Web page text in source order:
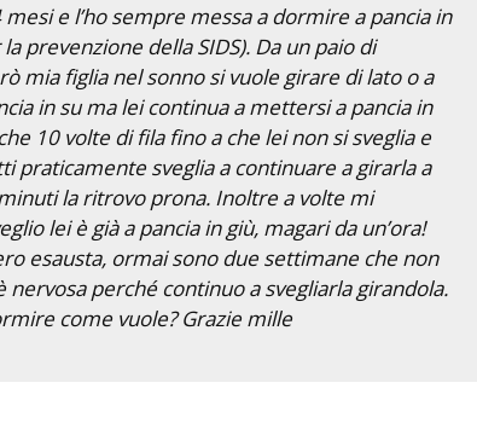
e l’ho sempre messa a dormire a pancia in
prevenzione della SIDS). Da un paio di
mia figlia nel sonno si vuole girare di lato o a
in su ma lei continua a mettersi a pancia in
10 volte di fila fino a che lei non si sveglia e
praticamente sveglia a continuare a girarla a
la ritrovo prona. Inoltre a volte mi
lei è già a pancia in giù, magari da un’ora!
esausta, ormai sono due settimane che non
perché continuo a svegliarla girandola.
come vuole? Grazie mille